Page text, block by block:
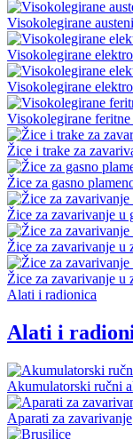
Visokolegirane
Visokolegirane
Visokolegirane
Visokolegirane feritne
Žice i trake za
Žice za gasno
Žice za zavarivanje u
Žice za zavarivanje u
Žice za zavarivanje u
Alati i radionica
Alati i
Akumulatorski ručni
Aparati za zavarivanje